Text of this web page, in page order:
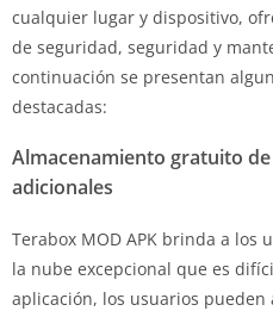
cualquier lugar y dispositivo,
de seguridad, seguridad y
continuación se presentan
destacadas:
Almacenamiento gratuito de
adicionales
Terabox MOD APK brinda a los
la nube excepcional que es
aplicación, los usuarios